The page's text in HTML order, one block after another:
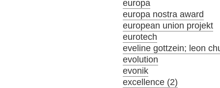
europa
europa nostra award
european union projekt
eurotech
eveline gottzein; leon
evolution
evonik
excellence (2)